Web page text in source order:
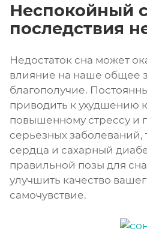
Неспокойный
последствия
Недостаток сна может
влияние на наше общее
благополучие.
приводить к ухудшению
повышенному стрессу и
серьезных заболеваний,
сердца и сахарный
правильной позы для
улучшить качество
самочувствие.